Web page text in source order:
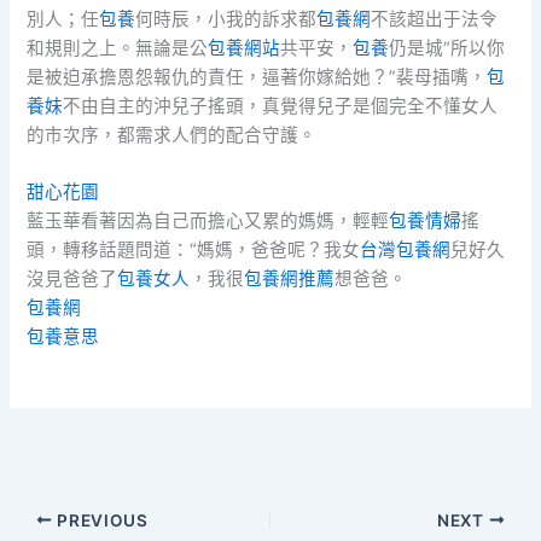
別人；任包養何時辰，小我的訴求都包養網不該超出于法令
和規則之上。無論是公包養網站共平安，包養仍是城“所以你
是被迫承擔恩怨報仇的責任，逼著你嫁給她？”裴母插嘴，包
養妹不由自主的沖兒子搖頭，真覺得兒子是個完全不懂女人
的市次序，都需求人們的配合守護。
甜心花園
藍玉華看著因為自己而擔心又累的媽媽，輕輕包養情婦搖
頭，轉移話題問道：“媽媽，爸爸呢？我女台灣包養網 兒好久
沒見爸爸了包養女人 ，我很包養網推薦想爸爸。
包養網
包養意思
PREVIOUS NEXT